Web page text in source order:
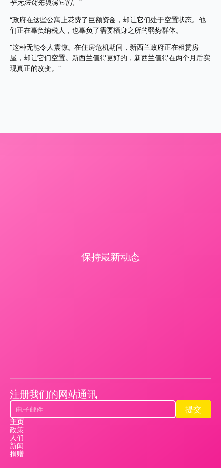
乎无法优先填满它们。”
“政府在这些公寓上花费了巨额资金，却让它们处于空置状态。他
们正在辜负纳税人，也辜负了需要栖身之所的弱势群体。
“这种无能令人震惊。在住房危机期间，新西兰政府正在租赁房
屋，却让它们空置。新西兰值得更好的，新西兰值得在两个月后实
现真正的改变。”
保持最新动态
注册我们的网站通讯
提交
提交
主页
政策
人们
新闻
捐赠